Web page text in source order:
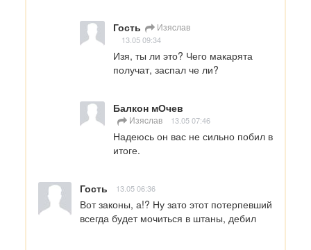
Гость Изяcлав
13.05 09:34
Изя, ты ли это? Чего макарята
получат, заспал че ли?
Балкон мОчев
Изяcлав 13.05 07:46
Надеюсь он вас не сильно побил в
итоге.
Гость 13.05 06:36
Вот законы, а!? Ну зато этот потерпевший
всегда будет мочиться в штаны, дебил